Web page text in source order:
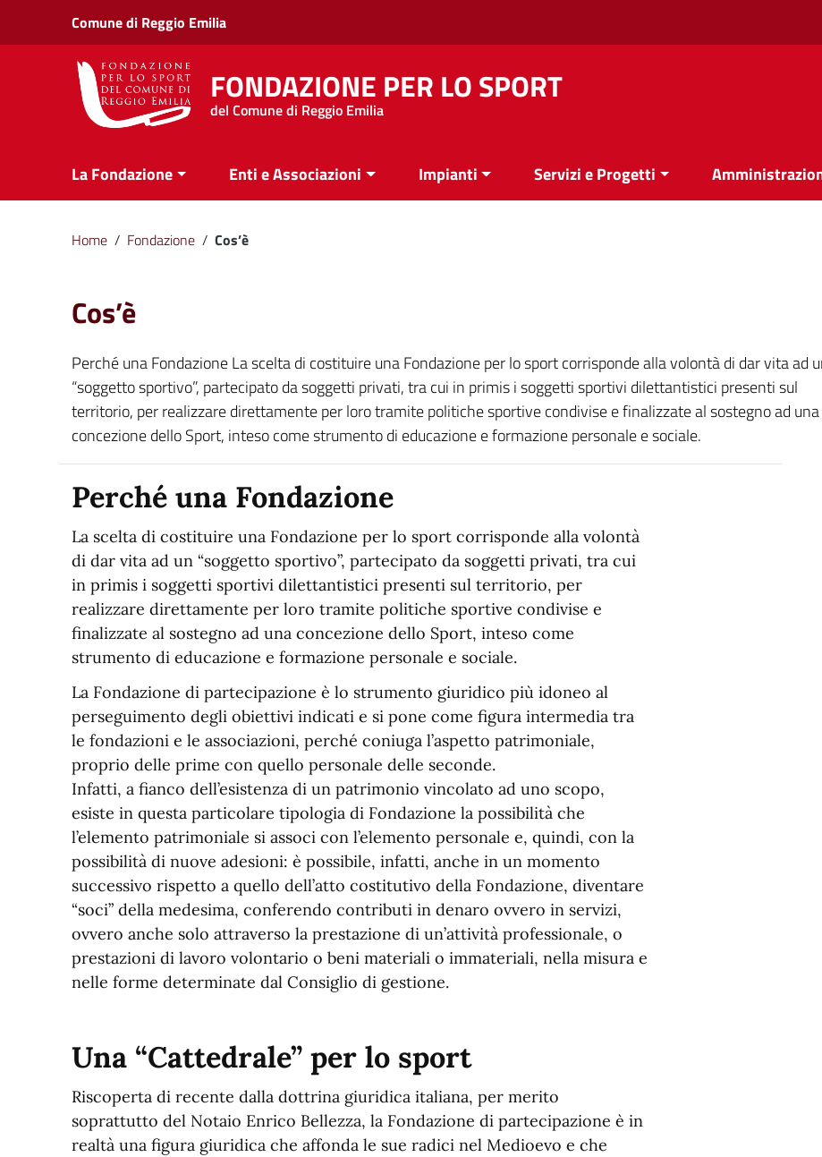
Vai ai contenuti
Vai al menu di navigazione
Vai al footer
Comune di Reggio Emilia
FONDAZIONE PER LO SPORT
del Comune di Reggio Emilia
La Fondazione Enti e Associazioni Impianti Servizi e Progetti
Home / Fondazione / Cos’è
Cos’è
Perché una Fondazione La scelta di costituire una Fondazione per lo sport corrisponde alla volontà di dar vita ad
“soggetto sportivo”, partecipato da soggetti privati, tra cui in primis i soggetti sportivi dilettantistici presenti sul
territorio, per realizzare direttamente per loro tramite politiche sportive condivise e finalizzate al sostegno ad una
concezione dello Sport, inteso come strumento di educazione e formazione personale e sociale.
Perché una Fondazione
La scelta di costituire una Fondazione per lo sport corrisponde alla volontà
di dar vita ad un “soggetto sportivo”, partecipato da soggetti privati, tra cui
in primis i soggetti sportivi dilettantistici presenti sul territorio, per
realizzare direttamente per loro tramite politiche sportive condivise e
finalizzate al sostegno ad una concezione dello Sport, inteso come
strumento di educazione e formazione personale e sociale.
La Fondazione di partecipazione è lo strumento giuridico più idoneo al
perseguimento degli obiettivi indicati e si pone come figura intermedia tra
le fondazioni e le associazioni, perché coniuga l’aspetto patrimoniale,
proprio delle prime con quello personale delle seconde.
Infatti, a fianco dell’esistenza di un patrimonio vincolato ad uno scopo,
esiste in questa particolare tipologia di Fondazione la possibilità che
l’elemento patrimoniale si associ con l’elemento personale e, quindi, con la
possibilità di nuove adesioni: è possibile, infatti, anche in un momento
successivo rispetto a quello dell’atto costitutivo della Fondazione, diventare
“soci” della medesima, conferendo contributi in denaro ovvero in servizi,
ovvero anche solo attraverso la prestazione di un’attività professionale, o
prestazioni di lavoro volontario o beni materiali o immateriali, nella misura e
nelle forme determinate dal Consiglio di gestione.
Una “Cattedrale” per lo sport
Riscoperta di recente dalla dottrina giuridica italiana, per merito
soprattutto del Notaio Enrico Bellezza, la Fondazione di partecipazione è in
realtà una figura giuridica che affonda le sue radici nel Medioevo e che